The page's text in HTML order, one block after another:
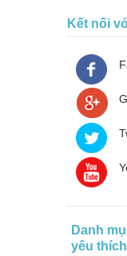
Kết nối
Danh
yêu thích